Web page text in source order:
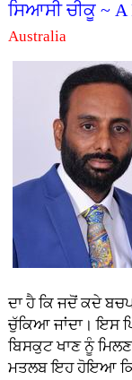
ਸਿਆਸੀ ਚੀਕੂ ~ A
Australia
ਦਾ ਹੈ ਕਿ ਜਦੋਂ ਕਦੇ
ਚੁੱਕਿਆ ਜਾਂਦਾ। ਇਸ
ਬਿਸਕੁਟ ਖਾਣ ਨੂੰ
ਮਤਲਬ ਇਹ ਹੋਇਆ ਕਿ